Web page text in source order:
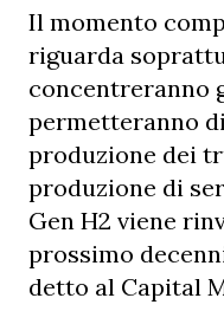
Il momento
riguarda
concentreranno
permetteranno
produzione dei
produzione di
Gen H2 viene
prossimo
detto al Capital